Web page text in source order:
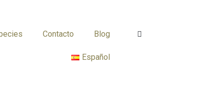
Contacto Blog
Español